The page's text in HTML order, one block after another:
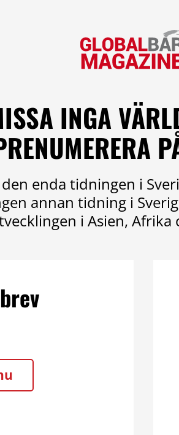
INGA
enda tidningen i
annan tidning i
i Asien, Afrika